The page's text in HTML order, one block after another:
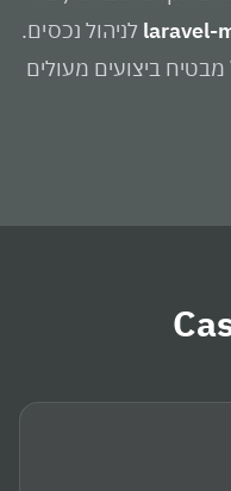
laravel- לניהול נכסים.
מבטיח ביצועים מעולים